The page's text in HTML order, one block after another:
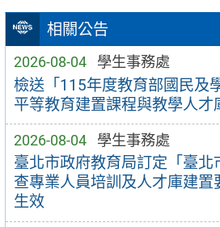
相關公告
2026-08-04 學生事務處
檢送「115年度教育部國民及
平等教育建置課程與教學人才
2026-08-04 學生事務處
臺北市政府教育局訂定「臺北
查專業人員培訓及人才庫建置
生效